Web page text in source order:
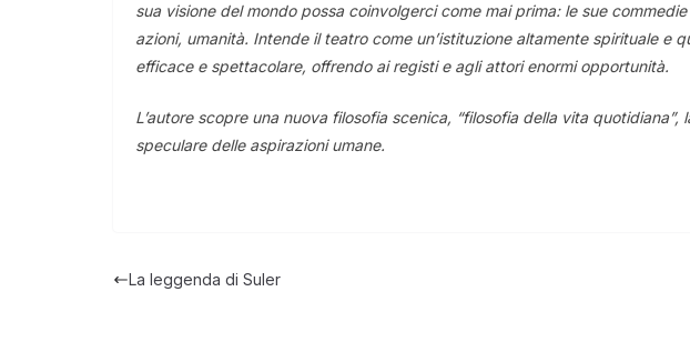
sua visione del mondo possa coinvolgerci come mai prima: le sue
azioni, umanità. Intende il teatro come un’istituzione altamente spirituale e
efficace e spettacolare, offrendo ai registi e agli attori enormi opportunità.
L’autore scopre una nuova filosofia scenica, “filosofia della vita quotidiana”,
speculare delle aspirazioni umane.
La leggenda di Suler